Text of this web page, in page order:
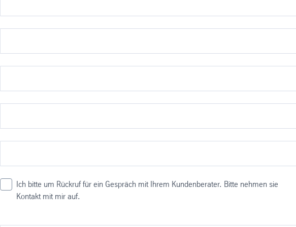
Ich bitte um Rückruf für ein Gespräch mit Ihrem Kundenberater. Bitte nehmen sie
Kontakt mit mir auf.